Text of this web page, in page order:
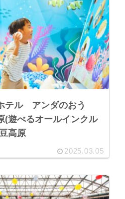
テル アンダのおう
遊べるオールインクル
高原
2025.03.05